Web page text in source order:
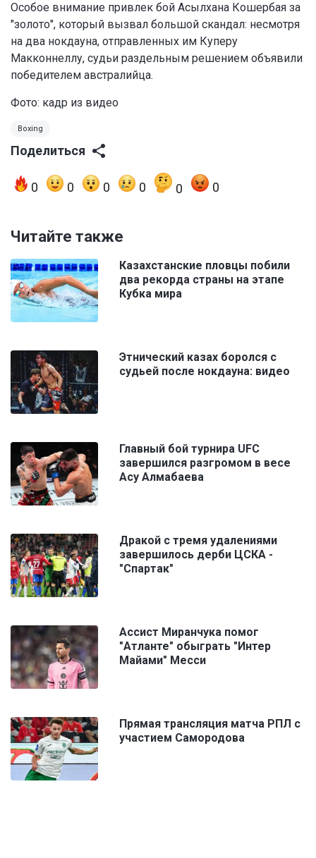
Особое внимание привлек бой Асылхана Кошербая за
"золото", который вызвал большой скандал: несмотря
на два нокдауна, отправленных им Куперу
Макконнеллу, судьи раздельным решением объявили
победителем австралийца.
Фото: кадр из видео
Boxing
Поделиться
0 0 0 0 0 0
Читайте также
Казахстанские пловцы побили
два рекорда страны на этапе
Кубка мира
Этнический казах боролся с
судьей после нокдауна: видео
Главный бой турнира UFC
завершился разгромом в весе
Асу Алмабаева
Дракой с тремя удалениями
завершилось дерби ЦСКА -
"Спартак"
Ассист Миранчука помог
"Атланте" обыграть "Интер
Майами" Месси
Прямая трансляция матча РПЛ с
участием Самородова